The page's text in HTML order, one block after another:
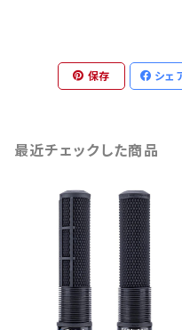
保存 シェ
最近チェックした商品